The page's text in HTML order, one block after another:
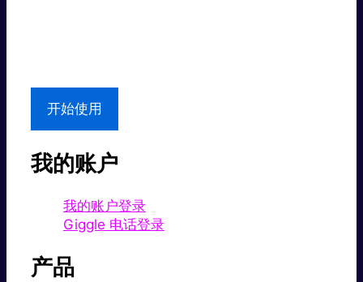
开始使用
我的账户
我的账户登录
Giggle 电话登录
产品